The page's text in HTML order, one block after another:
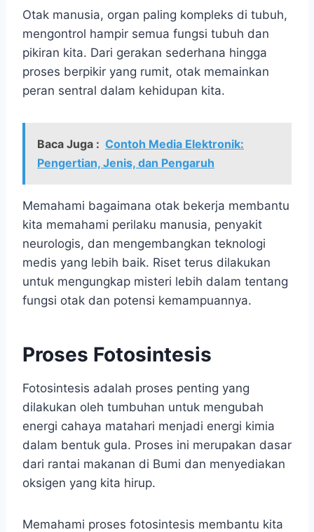
Otak manusia, organ paling kompleks di tubuh,
mengontrol hampir semua fungsi tubuh dan
pikiran kita. Dari gerakan sederhana hingga
proses berpikir yang rumit, otak memainkan
peran sentral dalam kehidupan kita.
Baca Juga : Contoh Media Elektronik:
Pengertian, Jenis, dan Pengaruh
Memahami bagaimana otak bekerja membantu
kita memahami perilaku manusia, penyakit
neurologis, dan mengembangkan teknologi
medis yang lebih baik. Riset terus dilakukan
untuk mengungkap misteri lebih dalam tentang
fungsi otak dan potensi kemampuannya.
Proses Fotosintesis
Fotosintesis adalah proses penting yang
dilakukan oleh tumbuhan untuk mengubah
energi cahaya matahari menjadi energi kimia
dalam bentuk gula. Proses ini merupakan dasar
dari rantai makanan di Bumi dan menyediakan
oksigen yang kita hirup.
Memahami proses fotosintesis membantu kita